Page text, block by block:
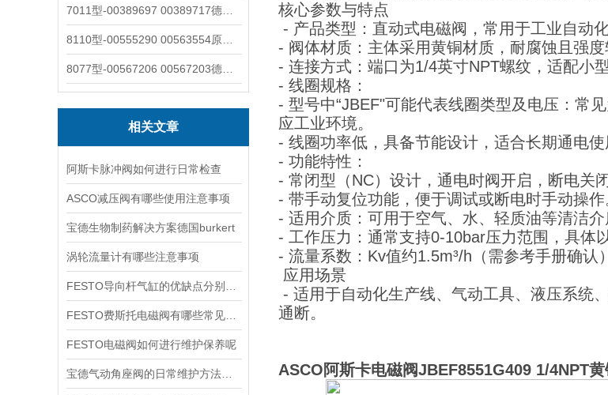
相关文章
阿斯卡脉冲阀如何进行日常检查
ASCO减压阀有哪些使用注意事项
宝德生物制药解决方案德国burkert
涡轮流量计有哪些注意事项
FESTO电磁阀如何进行维护保养呢
核心参数与特点
- 产品类型：直动式电磁阀，常用于工业自动
- 阀体材质：主体采用黄铜材质，耐腐蚀且强度
- 连接方式：端口为1/4英寸NPT螺纹，适配小
- 线圈规格：
- 型号中“JBEF"可能代表线圈类型及电压：常
应工业环境。
- 线圈功率低，具备节能设计，适合长期通电使
- 功能特性：
- 常闭型（NC）设计，通电时阀开启，断电关
- 带手动复位功能，便于调试或断电时手动操作
- 适用介质：可用于空气、水、轻质油等清洁
- 工作压力：通常支持0-10bar压力范围，具体
- 流量系数：Kv值约1.5m³/h（需参考手册确认
应用场景
- 适用于自动化生产线、气动工具、液压系统
通断。
ASCO阿斯卡电磁阀JBEF8551G409 1/4NPT黄